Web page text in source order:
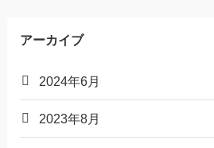
アーカイブ
2024年6月
2023年8月